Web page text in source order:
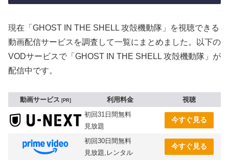
現在「GHOST IN THE SHELL 攻殻機動隊」を視聴できる
動画配信サービスを調査して一覧にまとめました。以下の
VODサービスで「GHOST IN THE SHELL 攻殻機動隊」が
配信中です。
動画サービス PR 利用料金
視聴
初回31日間無料
見放題
今すぐ見る
初回30日間無料
見放題,レンタル
今すぐ見る